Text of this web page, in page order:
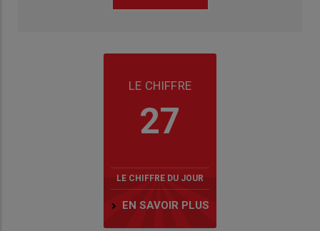
LE CHIFFRE
27
LE CHIFFRE DU JOUR
EN SAVOIR PLUS